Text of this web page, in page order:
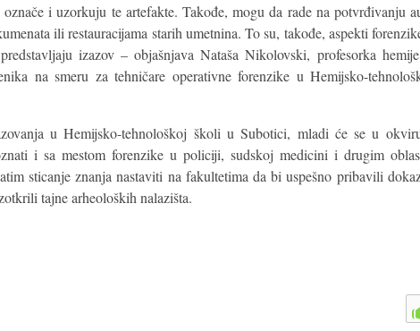
označe i uzorkuju te artefakte. Takođe, mogu da rade na potvrđivanju
ili restauracijama starih umetnina. To su, takođe, aspekti
izazov – objašnjava Nataša Nikolovski, profesorka
na smeru za tehničare operativne forenzike u Hemijsko-
u Hemijsko-tehnološkoj školi u Subotici, mladi će se u
i sa mestom forenzike u policiji, sudskoj medicini i drugim
sticanje znanja nastaviti na fakultetima da bi uspešno pribavili
tajne arheoloških nalazišta.